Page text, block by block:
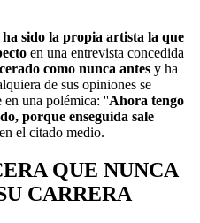
sido la propia artista la que
en una entrevista concedida
como nunca antes y ha
de sus opiniones se
en una polémica: ''Ahora tengo
porque enseguida sale
el citado medio.
QUE NUNCA
CARRERA